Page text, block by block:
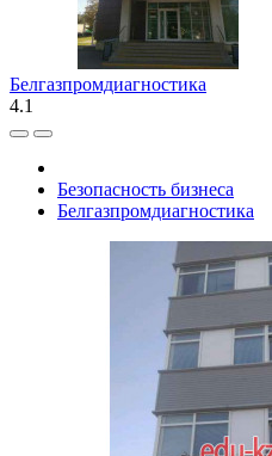
Белгазпромдиагностика
4.1
Безопасность бизнеса
Белгазпромдиагностика